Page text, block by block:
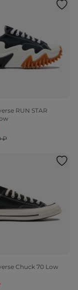
RUN STAR
₽
Chuck 70 Low